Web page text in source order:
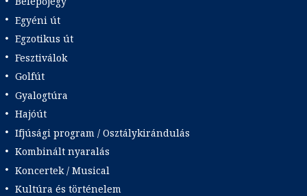
Egyéni út
Egzotikus út
Fesztiválok
Golfút
Gyalogtúra
Hajóút
Ifjúsági program / Osztálykirándulás
Kombinált nyaralás
Koncertek / Musical
Kultúra és történelem